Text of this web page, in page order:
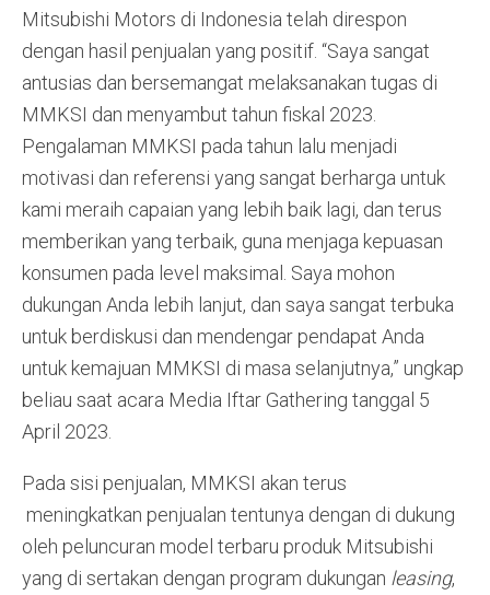
Mitsubishi Motors di Indonesia telah direspon
dengan hasil penjualan yang positif. “Saya sangat
antusias dan bersemangat melaksanakan tugas di
MMKSI dan menyambut tahun fiskal 2023.
Pengalaman MMKSI pada tahun lalu menjadi
motivasi dan referensi yang sangat berharga untuk
kami meraih capaian yang lebih baik lagi, dan terus
memberikan yang terbaik, guna menjaga kepuasan
konsumen pada level maksimal. Saya mohon
dukungan Anda lebih lanjut, dan saya sangat terbuka
untuk berdiskusi dan mendengar pendapat Anda
untuk kemajuan MMKSI di masa selanjutnya,” ungkap
beliau saat acara Media Iftar Gathering tanggal 5
April 2023.
Pada sisi penjualan, MMKSI akan terus
meningkatkan penjualan tentunya dengan di dukung
oleh peluncuran model terbaru produk Mitsubishi
yang di sertakan dengan program dukungan leasing,